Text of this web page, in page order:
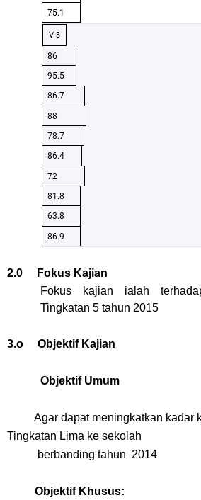
75.1
V 3
86
95.5
86.7
88
78.7
86.4
72
81.8
63.8
86.9
2.0 Fokus Kajian
Fokus kajian ialah
Tingkatan 5 tahun 2015
3.o Objektif Kajian
Objektif Umum
Agar dapat meningkatkan kadar
Tingkatan Lima ke sekolah
berbanding tahun 2014
Objektif Khusus: